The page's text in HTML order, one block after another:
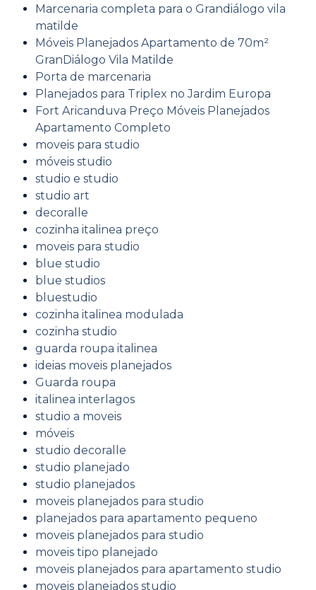
Marcenaria completa para o Grandiálogo vila
matilde
Móveis Planejados Apartamento de 70m²
GranDiálogo Vila Matilde
Porta de marcenaria
Planejados para Triplex no Jardim Europa
Fort Aricanduva Preço Móveis Planejados
Apartamento Completo
moveis para studio
móveis studio
studio e studio
studio art
decoralle
cozinha italinea preço
moveis para studio
blue studio
blue studios
bluestudio
cozinha italinea modulada
cozinha studio
guarda roupa italinea
ideias moveis planejados
Guarda roupa
italinea interlagos
studio a moveis
móveis
studio decoralle
studio planejado
studio planejados
moveis planejados para studio
planejados para apartamento pequeno
moveis planejados para studio
moveis tipo planejado
moveis planejados para apartamento studio
moveis planejados studio